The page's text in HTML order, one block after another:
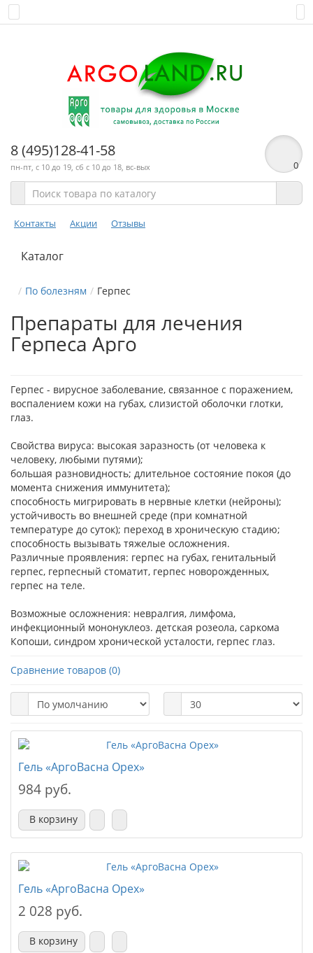
8 (495)128-41-58
пн-пт, с 10 до 19, сб с 10 до 18, вс-вых 0
Контакты Акции Отзывы
Каталог
По болезням Герпес
Препараты для лечения
Герпеса Арго
Герпес - вирусное заболевание, связанное с поражением,
воспалением кожи на губах, слизистой оболочки глотки,
глаз.
Свойства вируса: высокая заразность (от человека к
человеку, любыми путями);
большая разновидность; длительное состояние покоя (до
момента снижения иммунитета);
способность мигрировать в нервные клетки (нейроны);
устойчивость во внешней среде (при комнатной
температуре до суток); переход в хроническую стадию;
способность вызывать тяжелые осложнения.
Различные проявления: герпес на губах, генитальный
герпес, герпесный стоматит, герпес новорожденных,
герпес на теле.
Возможные осложнения: невралгия, лимфома,
инфекционный мононуклеоз. детская розеола, саркома
Копоши, синдром хронической усталости, герпес глаз.
Сравнение товаров (0)
Гель «АргоВасна Орех»
984 руб.
В корзину
Гель «АргоВасна Орех»
2 028 руб.
В корзину